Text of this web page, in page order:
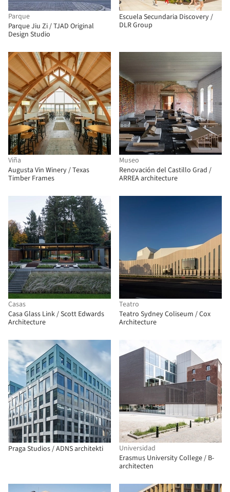
Parque
Parque Jiu Zi / TJAD Original
Design Studio
Escuela Secundaria Discovery /
DLR Group
Viña
Augusta Vin Winery / Texas
Timber Frames
Museo
Renovación del Castillo Grad /
ARREA architecture
Casas
Casa Glass Link / Scott Edwards
Architecture
Teatro
Teatro Sydney Coliseum / Cox
Architecture
Praga Studios / ADNS architekti
Universidad
Erasmus University College / B-
architecten